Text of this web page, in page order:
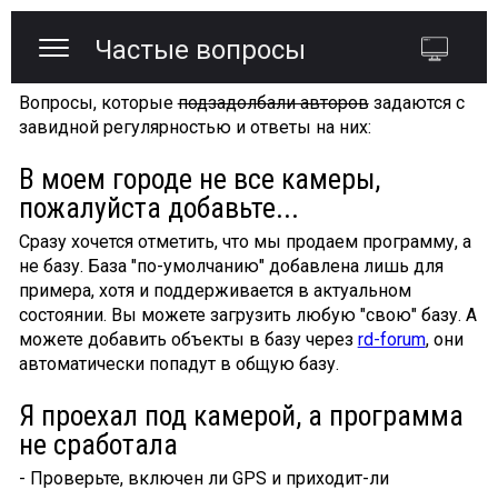
Частые вопросы
Вопросы, которыеподзадолбали авторовзадаются с
завидной регулярностью и ответы на них:
В моем городе не все камеры,
пожалуйста добавьте...
Сразу хочется отметить, что мы продаем программу, а
не базу. База "по-умолчанию" добавлена лишь для
примера, хотя и поддерживается в актуальном
состоянии. Вы можете загрузить любую "свою" базу. А
можете добавить объекты в базу через rd-forum, они
автоматически попадут в общую базу.
Я проехал под камерой, а программа
не сработала
- Проверьте, включен ли GPS и приходит-ли